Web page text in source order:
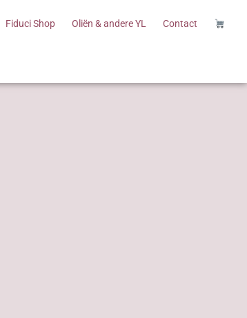
Fiduci Shop Oliën & andere YL Contact